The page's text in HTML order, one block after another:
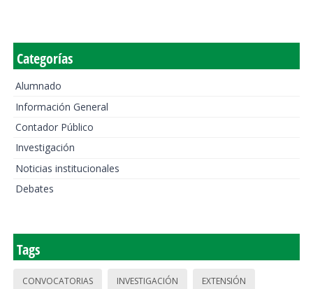
Categorías
Alumnado
Información General
Contador Público
Investigación
Noticias institucionales
Debates
Tags
CONVOCATORIAS INVESTIGACIÓN EXTENSIÓN